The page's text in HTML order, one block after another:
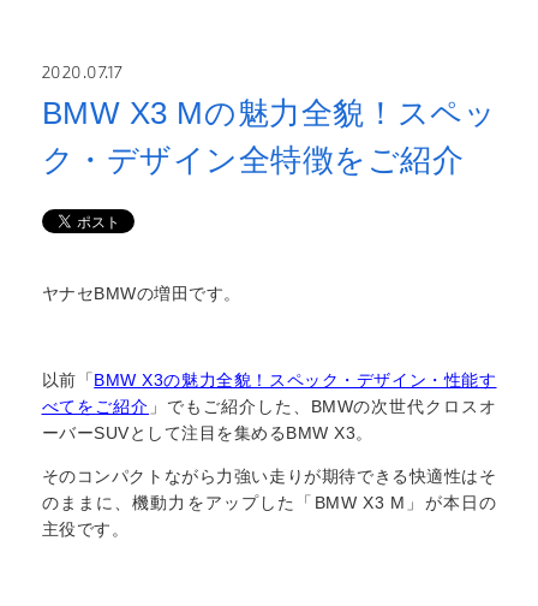
2020.07.17
BMW X3 Mの魅力全貌！スペッ
ク・デザイン全特徴をご紹介
ヤナセBMWの増田です。
以前「BMW X3の魅力全貌！スペック・デザイン・性能す
べてをご紹介 」でもご紹介した、BMWの次世代クロスオ
ーバーSUVとして注目を集めるBMW X3。
そのコンパクトながら力強い走りが期待できる快適性はそ
のままに、機動力をアップした「BMW X3 M」が本日の
主役です。